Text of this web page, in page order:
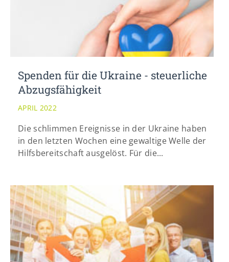
376-293 City Road, Suite 600
San Francisco, CA 94102
+44 1234 567 890
Drop us a line
info@yourdomain.com
Spenden für die Ukraine - steuerliche
Abzugsfähigkeit
APRIL 2022
Die schlimmen Ereignisse in der Ukraine haben
in den letzten Wochen eine gewaltige Welle der
Hilfsbereitschaft ausgelöst. Für die...